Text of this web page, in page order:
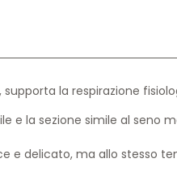
la respirazione
e la sezione simile al seno
e delicato, ma allo stesso